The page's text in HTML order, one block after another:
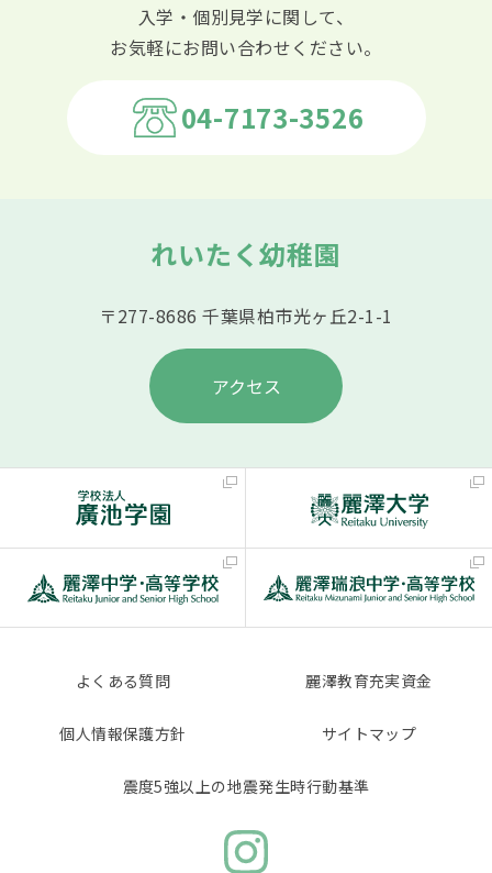
入学・個別見学に関して、
お気軽にお問い合わせください。
04-7173-3526
れいたく幼稚園
〒277-8686 千葉県柏市光ヶ丘2-1-1
アクセス
よくある質問 麗澤教育充実資金
個人情報保護方針 サイトマップ
震度5強以上の地震発生時行動基準